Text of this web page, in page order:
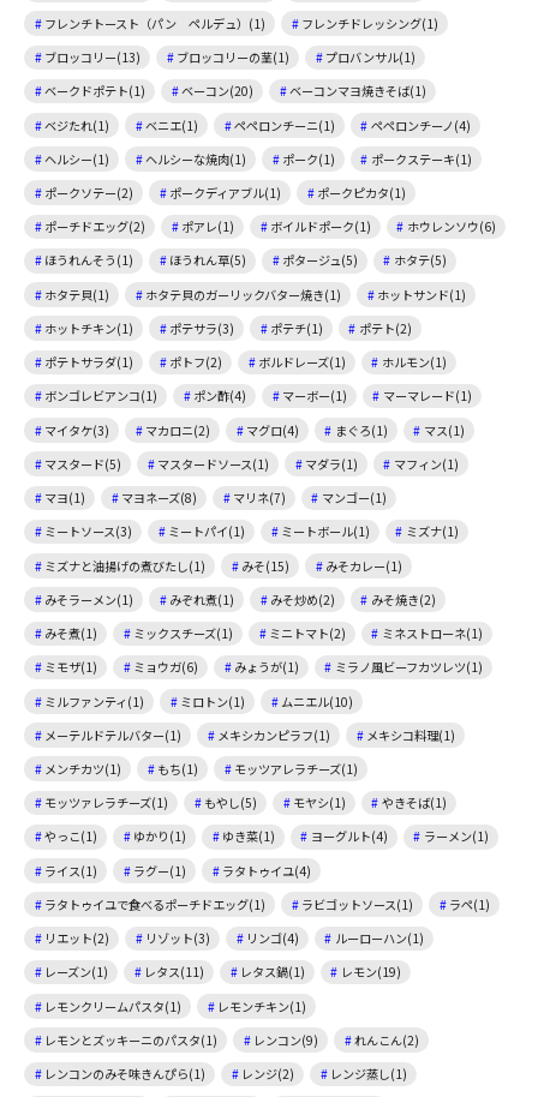
フレンチトースト（パン ペルデュ）(1)
フレンチドレッシング(1)
ブロッコリー(13)
ブロッコリーの茎(1)
プロバンサル(1)
ベークドポテト(1)
ベーコン(20)
ベーコンマヨ焼きそば(1)
ベジたれ(1)
ベニエ(1) ペペロンチーニ(1)
ペペロンチーノ(4)
ヘルシー(1)
ヘルシーな焼肉(1) ポーク(1)
ポークステーキ(1)
ポークソテー(2)
ポークディアブル(1)
ポークピカタ(1)
ポーチドエッグ(2)
ポアレ(1) ボイルドポーク(1)
ホウレンソウ(6)
ほうれんそう(1)
ほうれん草(5) ポタージュ(5)
ホタテ(5)
ホタテ貝(1)
ホタテ貝のガーリックバター焼き(1)
ホットサンド(1)
ホットチキン(1)
ポテサラ(3) ポテチ(1)
ポテト(2)
ポテトサラダ(1)
ポトフ(2) ボルドレーズ(1)
ホルモン(1)
ボンゴレビアンコ(1)
ポン酢(4) マーボー(1)
マーマレード(1)
マイタケ(3)
マカロニ(2) マグロ(4) まぐろ(1)
マス(1)
マスタード(5)
マスタードソース(1) マダラ(1)
マフィン(1)
マヨ(1)
マヨネーズ(8) マリネ(7)
マンゴー(1)
ミートソース(3)
ミートパイ(1) ミートボール(1)
ミズナ(1)
ミズナと油揚げの煮びたし(1)
みそ(15)
みそカレー(1)
みそラーメン(1)
みぞれ煮(1) みそ炒め(2)
みそ焼き(2)
みそ煮(1)
ミックスチーズ(1) ミニトマト(2)
ミネストローネ(1)
ミモザ(1)
ミョウガ(6) みょうが(1)
ミラノ風ビーフカツレツ(1)
ミルファンティ(1)
ミロトン(1)
ムニエル(10)
メーテルドテルバター(1)
メキシカンピラフ(1)
メキシコ料理(1)
メンチカツ(1)
もち(1)
モッツアレラチーズ(1)
モッツァレラチーズ(1)
もやし(5) モヤシ(1)
やきそば(1)
やっこ(1)
ゆかり(1) ゆき菜(1) ヨーグルト(4)
ラーメン(1)
ライス(1)
ラグー(1)
ラタトゥイユ(4)
ラタトゥイユで食べるポーチドエッグ(1)
ラビゴットソース(1)
ラペ(1)
リエット(2)
リゾット(3) リンゴ(4)
ルーローハン(1)
レーズン(1)
レタス(11) レタス鍋(1)
レモン(19)
レモンクリームパスタ(1)
レモンチキン(1)
レモンとズッキーニのパスタ(1)
レンコン(9)
れんこん(2)
レンコンのみそ味きんぴら(1)
レンジ(2)
レンジ蒸し(1)